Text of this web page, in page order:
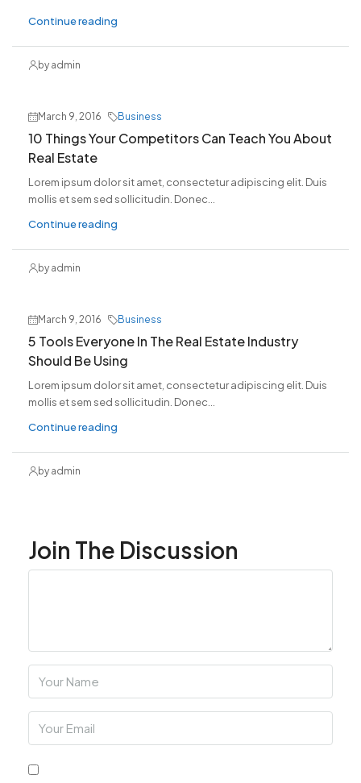
Continue reading
by admin
March 9, 2016 Business
10 Things Your Competitors Can Teach You About
Real Estate
Lorem ipsum dolor sit amet, consectetur adipiscing elit. Duis
mollis et sem sed sollicitudin. Donec...
Continue reading
by admin
March 9, 2016 Business
5 Tools Everyone In The Real Estate Industry
Should Be Using
Lorem ipsum dolor sit amet, consectetur adipiscing elit. Duis
mollis et sem sed sollicitudin. Donec...
Continue reading
by admin
Join The Discussion